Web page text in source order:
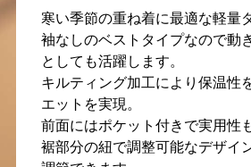
寒い季節の重ね着に最適な軽量
袖なしのベストタイプなので動
としても活躍します。
キルティング加工により保温性
エットを実現。
前面にはポケット付きで実用性
裾部分の紐で調整可能なデザイ